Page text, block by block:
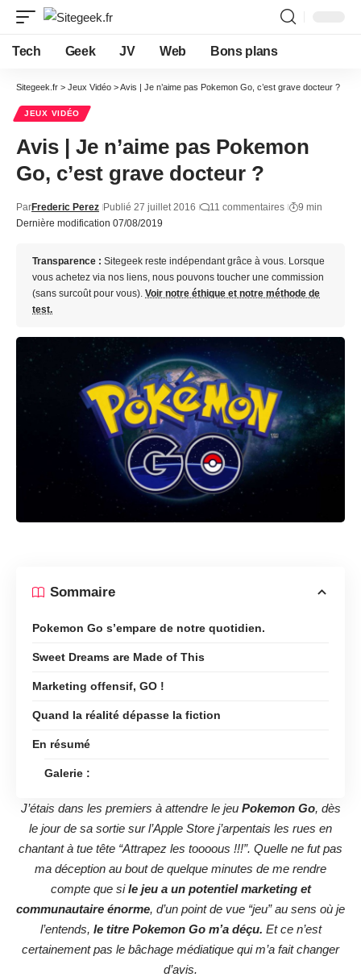
Tech Geek JV Web Bons plans
Sitegeek.fr > Jeux Vidéo >Avis | Je n’aime pas Pokemon Go, c’est grave docteur ?
JEUX VIDÉO
Avis | Je n’aime pas Pokemon
Go, c’est grave docteur ?
Dernière modification 07/08/2019
ParFrederic Perez Publié 27 juillet 2016 11 commentaires 9 min
Transparence : Sitegeek reste indépendant grâce à vous. Lorsque
vous achetez via nos liens, nous pouvons toucher une commission
(sans surcoût pour vous). Voir notre éthique et notre méthode de
test.
Sommaire
Pokemon Go s’empare de notre quotidien.
Sweet Dreams are Made of This
Marketing offensif, GO !
Quand la réalité dépasse la fiction
En résumé
Galerie :
J’étais dans les premiers à attendre le jeu Pokemon Go, dès
le jour de sa sortie sur l’Apple Store j’arpentais les rues en
chantant à tue tête “Attrapez les toooous !!!”. Quelle ne fut pas
ma déception au bout de quelque minutes de me rendre
compte que sile jeu a un potentiel marketing et
communautaire énorme, d’un point de vue “jeu” au sens où je
l’entends, le titre Pokemon Go m’a déçu. Et ce n’est
certainement pas le bâchage médiatique qui m’a fait changer
d’avis.